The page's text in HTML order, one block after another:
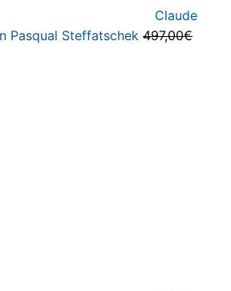
Claude
Pasqual Steffatschek 497,00€